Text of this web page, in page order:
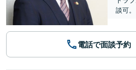
談可。
電話で面談予約